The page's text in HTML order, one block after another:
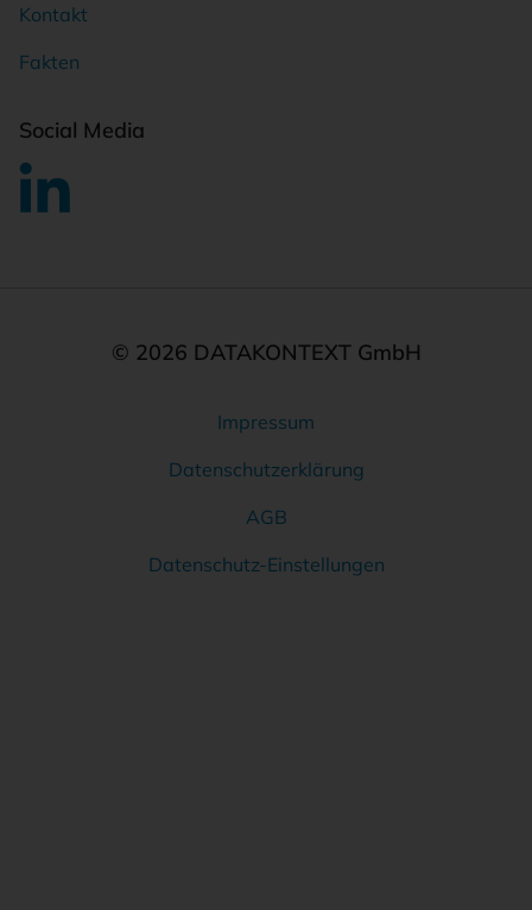
Kontakt
Fakten
Social Media
© 2026 DATAKONTEXT GmbH
Impressum
Datenschutzerklärung
AGB
Datenschutz-Einstellungen